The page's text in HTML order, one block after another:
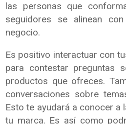
las personas que
seguidores se alinean
negocio.
Es positivo interactuar con
para contestar preguntas
productos que ofreces.
conversaciones sobre
Esto te ayudará a conocer a
tu marca. Es así como